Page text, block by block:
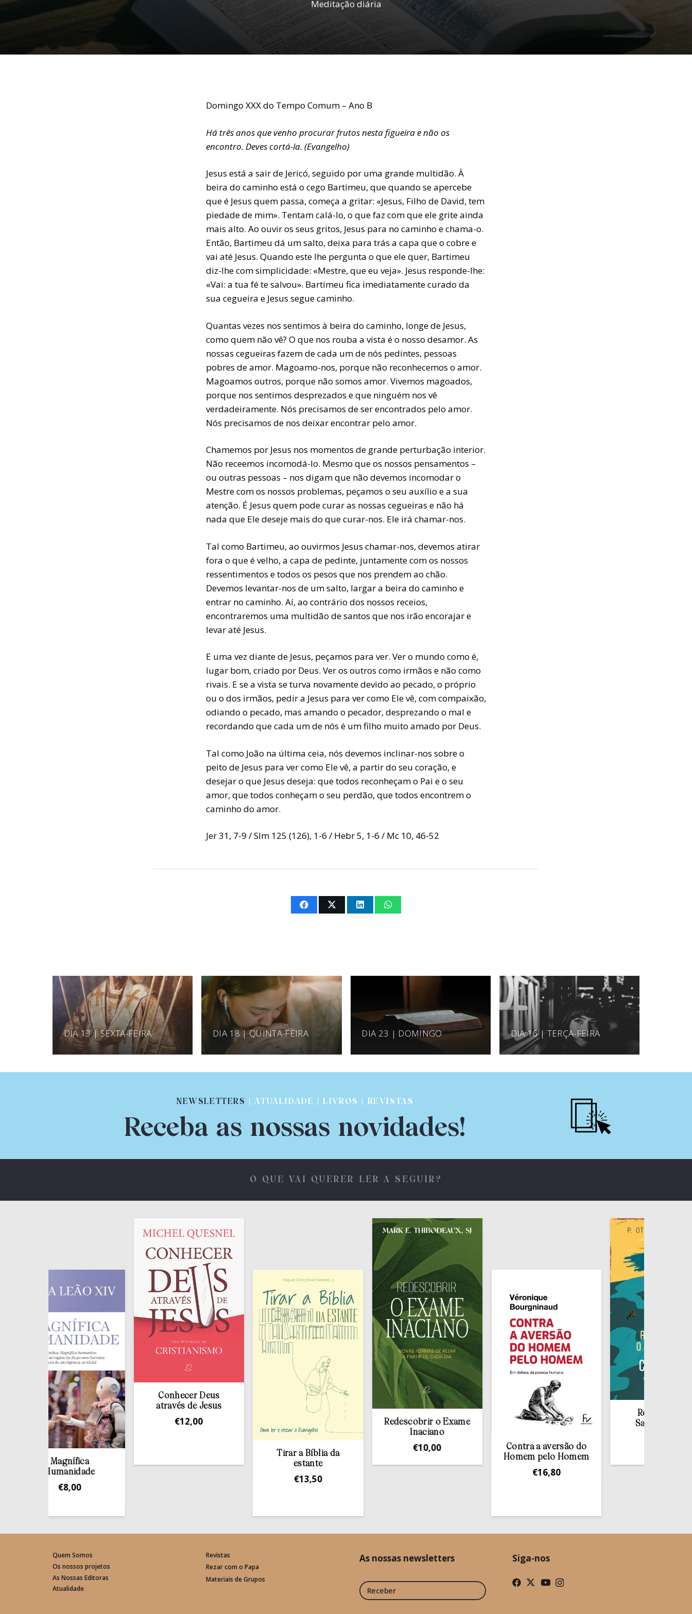
Meditação diária
Domingo XXX do Tempo Comum – Ano B
Há três anos que venho procurar frutos nesta figueira e não os
encontro. Deves cortá-la. (Evangelho)
Jesus está a sair de Jericó, seguido por uma grande multidão. À
beira do caminho está o cego Bartimeu, que quando se apercebe
que é Jesus quem passa, começa a gritar: «Jesus, Filho de David, tem
piedade de mim». Tentam calá-lo, o que faz com que ele grite ainda
mais alto. Ao ouvir os seus gritos, Jesus para no caminho e chama-o.
Então, Bartimeu dá um salto, deixa para trás a capa que o cobre e
vai até Jesus. Quando este lhe pergunta o que ele quer, Bartimeu
diz-lhe com simplicidade: «Mestre, que eu veja». Jesus responde-lhe:
«Vai: a tua fé te salvou». Bartimeu fica imediatamente curado da
sua cegueira e Jesus segue caminho.
Quantas vezes nos sentimos à beira do caminho, longe de Jesus,
como quem não vê? O que nos rouba a vista é o nosso desamor. As
nossas cegueiras fazem de cada um de nós pedintes, pessoas
pobres de amor. Magoamo-nos, porque não reconhecemos o amor.
Magoamos outros, porque não somos amor. Vivemos magoados,
porque nos sentimos desprezados e que ninguém nos vê
verdadeiramente. Nós precisamos de ser encontrados pelo amor.
Nós precisamos de nos deixar encontrar pelo amor.
Chamemos por Jesus nos momentos de grande perturbação interior.
Não receemos incomodá-lo. Mesmo que os nossos pensamentos –
ou outras pessoas – nos digam que não devemos incomodar o
Mestre com os nossos problemas, peçamos o seu auxílio e a sua
atenção. É Jesus quem pode curar as nossas cegueiras e não há
nada que Ele deseje mais do que curar-nos. Ele irá chamar-nos.
Tal como Bartimeu, ao ouvirmos Jesus chamar-nos, devemos atirar
fora o que é velho, a capa de pedinte, juntamente com os nossos
ressentimentos e todos os pesos que nos prendem ao chão.
Devemos levantar-nos de um salto, largar a beira do caminho e
entrar no caminho. Aí, ao contrário dos nossos receios,
encontraremos uma multidão de santos que nos irão encorajar e
levar até Jesus.
E uma vez diante de Jesus, peçamos para ver. Ver o mundo como é,
lugar bom, criado por Deus. Ver os outros como irmãos e não como
rivais. E se a vista se turva novamente devido ao pecado, o próprio
ou o dos irmãos, pedir a Jesus para ver como Ele vê, com compaixão,
odiando o pecado, mas amando o pecador, desprezando o mal e
recordando que cada um de nós é um filho muito amado por Deus.
Tal como João na última ceia, nós devemos inclinar-nos sobre o
peito de Jesus para ver como Ele vê, a partir do seu coração, e
desejar o que Jesus deseja: que todos reconheçam o Pai e o seu
amor, que todos conheçam o seu perdão, que todos encontrem o
caminho do amor.
Jer 31, 7-9 / Slm 125 (126), 1-6 / Hebr 5, 1-6 / Mc 10, 46-52
DIA 13 | SEXTA-FEIRA DIA 18 | QUINTA-FEIRA DIA 23 | DOMINGO DIA 16 | TERÇA-FEIRA
NEWSLETTERS | ATUALIDADE | LIVROS | REVISTAS
Receba as nossas novidades!
O QUE VAI QUERER LER A SEGUIR?
Humanidade
Conhecer Deus
através de Jesus
Tirar a Bíblia da
Redescobrir o Exame
Contra a aversão do
Homem pelo Homem
Redescobrir o
Sacramento da
Quem Somos
Os nossos projetos
As Nossas Editoras
Atualidade
Revistas
Rezar com o Papa
Materiais de Grupos
As nossas newsletters
Receber
Siga-nos